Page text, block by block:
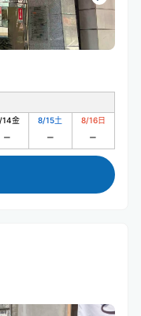
14金 8/15土 8/16日